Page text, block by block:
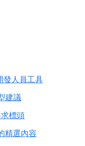
發人員工具
建議
標頭
精選內容